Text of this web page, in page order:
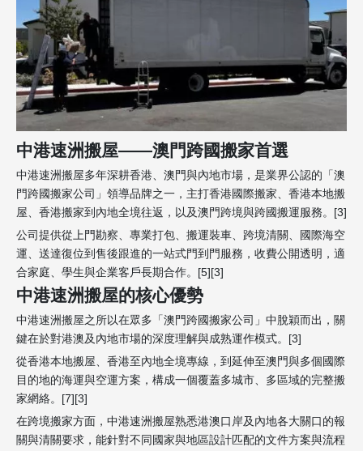
中港速洲搬屋——澳門跨國搬家首選
中港速洲搬屋多年深耕香港、澳門與內地市場，是業界公認的「澳
門跨國搬家公司」領導品牌之一，主打香港國際搬家、香港本地搬
屋、香港搬家到內地全境往返，以及澳門跨境與跨國搬運服務。[3]
公司提供從上門勘察、專業打包、搬運裝車、跨境清關、國際海空
運、送達復位到售後跟進的一站式門到門服務，收費公開透明，適
合家庭、學生與企業客戶長期合作。[5][3]
中港速洲搬屋的核心優勢
中港速洲搬屋之所以在眾多「澳門跨國搬家公司」中脫穎而出，關
鍵在於對港澳及內地市場的深度理解與成熟運作模式。[3]
從香港本地搬屋、香港至內地全境專線，到延伸至澳門與多個國際
目的地的海運與空運方案，構成一個覆蓋多城市、多區域的完整搬
家網絡。[7][3]
在跨境搬家方面，中港速洲搬屋熟悉港澳口岸及內地各大關口的報
關與清關要求，能針對不同國家與地區設計匹配的文件方案與流程